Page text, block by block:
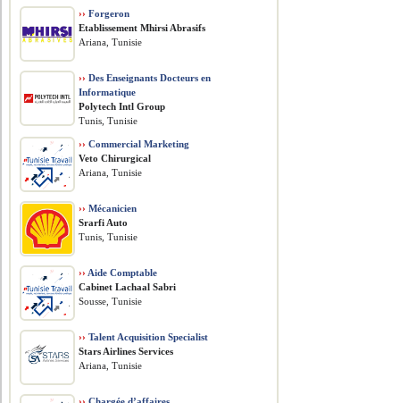
›› Forgeron
Etablissement Mhirsi Abrasifs
Ariana, Tunisie
›› Des Enseignants Docteurs en
Informatique
Polytech Intl Group
Tunis, Tunisie
›› Commercial Marketing
Veto Chirurgical
Ariana, Tunisie
›› Mécanicien
Srarfi Auto
Tunis, Tunisie
›› Aide Comptable
Cabinet Lachaal Sabri
Sousse, Tunisie
›› Talent Acquisition Specialist
Stars Airlines Services
Ariana, Tunisie